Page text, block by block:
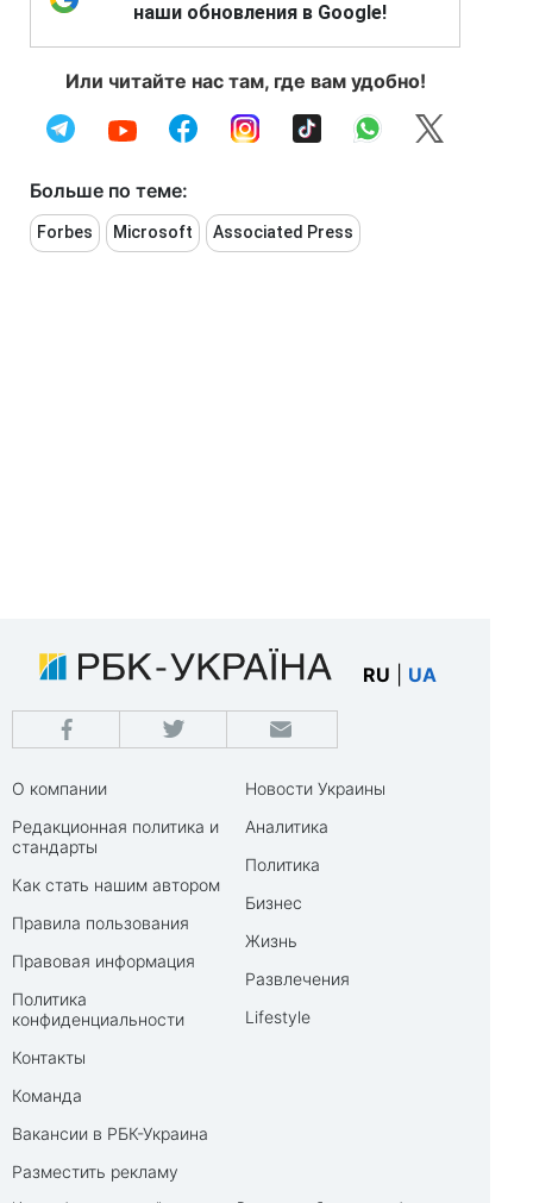
наши обновления в Google!
Или читайте нас там, где вам удобно!
Больше по теме:
Forbes Microsoft Associated Press
RU UA
О компании
Редакционная политика и
стандарты
Как стать нашим автором
Правила пользования
Правовая информация
Политика
конфиденциальности
Контакты
Команда
Вакансии в РБК-Украина
Разместить рекламу
Новости Украины
Аналитика
Политика
Бизнес
Жизнь
Развлечения
Lifestyle